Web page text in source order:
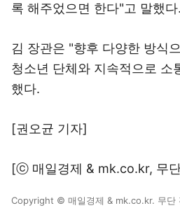
록 해주었으면 한다"고 말했다.
김 장관은 "향후 다양한 방식
청소년 단체와 지속적으로 소
했다.
[권오균 기자]
[ⓒ 매일경제 & mk.co.kr, 무
Copyright © 매일경제 & mk.co.kr. 무단